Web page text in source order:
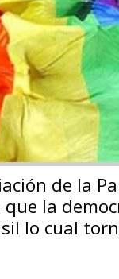
de la
que la
lo cual